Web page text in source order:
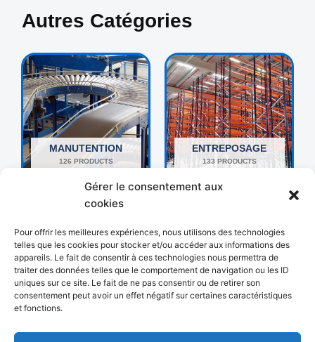
Gérer le consentement aux
cookies
Pour offrir les meilleures expériences, nous utilisons des technologies
telles que les cookies pour stocker et/ou accéder aux informations des
appareils. Le fait de consentir à ces technologies nous permettra de
traiter des données telles que le comportement de navigation ou les ID
uniques sur ce site. Le fait de ne pas consentir ou de retirer son
consentement peut avoir un effet négatif sur certaines caractéristiques
et fonctions.
Autres Catégories
MANUTENTION
126 PRODUCTS
ENTREPOSAGE
133 PRODUCTS
192 PRODUCTS